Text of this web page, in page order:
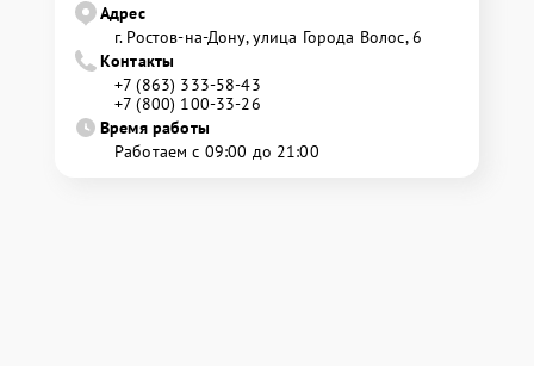
Адрес
г. Ростов-на-Дону, улица Города Волос, 6
Контакты
+7 (863) 333-58-43
+7 (800) 100-33-26
Время работы
Работаем с 09:00 до 21:00